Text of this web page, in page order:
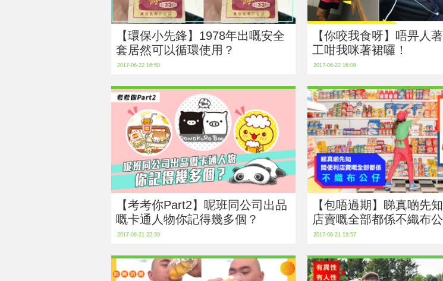
【環保小先鋒】1978年出嘅安全
套居然可以循環使用？
2017-06-22 16:50
【你咬我食呀】唔畀人
工咁我咪著裙囉！
2017-06-22 16:09
【考考你Part2】呢班同公司出品
嘅卡通人物你記得幾多個？
2017-06-21 22:39
【包唔過期】睇真啲先
店賣嘅全部都係不織布
2017-06-21 19:57